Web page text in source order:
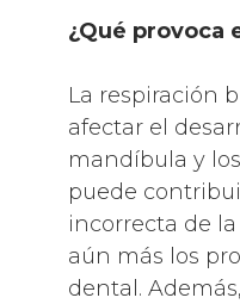
¿Qué provoca
La respiración
afectar el
mandíbula y
puede
incorrecta de
aún más los
dental.